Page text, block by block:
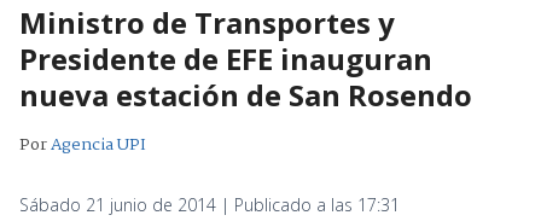
Ministro de Transportes y
Presidente de EFE inauguran
nueva estación de San Rosendo
PorAgencia UPI
Sábado 21 junio de 2014 | Publicado a las 17:31